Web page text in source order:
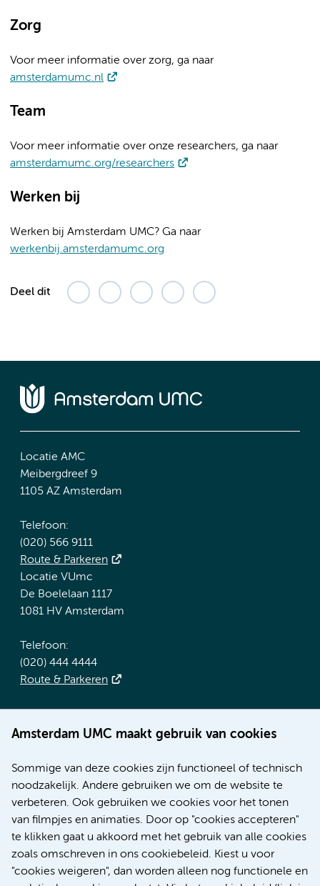
Zorg
Voor meer informatie over zorg, ga naar
amsterdamumc.nl
Team
Voor meer informatie over onze researchers, ga naar
amsterdamumc.org/researchers
Werken bij
Werken bij Amsterdam UMC? Ga naar
werkenbij.amsterdamumc.org
Deel dit
Amsterdam UMC maakt gebruik van cookies
Sommige van deze cookies zijn functioneel of technisch
noodzakelijk. Andere gebruiken we om de website te
verbeteren. Ook gebruiken we cookies voor het tonen
van filmpjes en animaties. Door op "cookies accepteren"
te klikken gaat u akkoord met het gebruik van alle cookies
zoals omschreven in ons cookiebeleid. Kiest u voor
"cookies weigeren", dan worden alleen nog functionele en
Locatie AMC
Meibergdreef 9
1105 AZ Amsterdam
Telefoon:
(020) 566 9111
Route & Parkeren
Locatie VUmc
De Boelelaan 1117
1081 HV Amsterdam
Telefoon:
(020) 444 4444
Route & Parkeren
Werken bij Amsterdam UMC
Nieuws
Educatie Locatie AMC
Educatie Locatie VUmc